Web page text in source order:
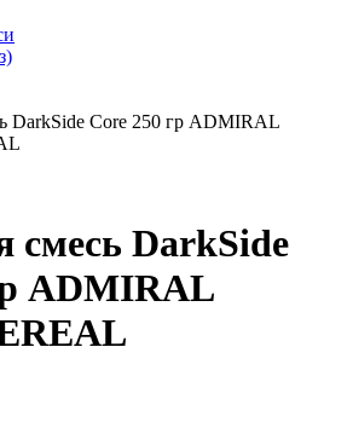
DarkSide Core 250 гр ADMIRAL
смесь DarkSide
ADMIRAL